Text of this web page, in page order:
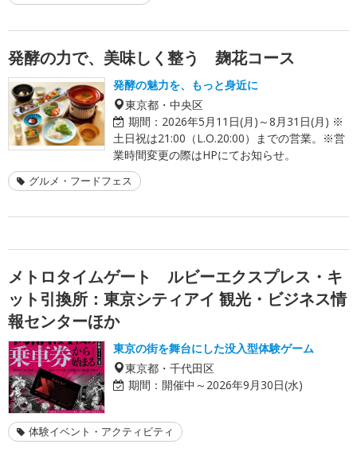
発酵の力で、美味しく整う 麹花コース
発酵の魅力を、もっと身近に
東京都・中央区
期間： 2026年5月11日(月)～8月31日(月) ※
土日祝は21:00（L.O.20:00）までの営業。※営
業時間変更の際はHPにてお知らせ。
グルメ・フードフェス
メトロタイムゲート ルビーエクスプレス・キ
ット引換所：東京シティアイ 観光・ビジネス情
報センターほか
東京の街を舞台にした没入型体験ゲーム
東京都・千代田区
期間： 開催中～2026年9月30日(水)
体験イベント・アクティビティ